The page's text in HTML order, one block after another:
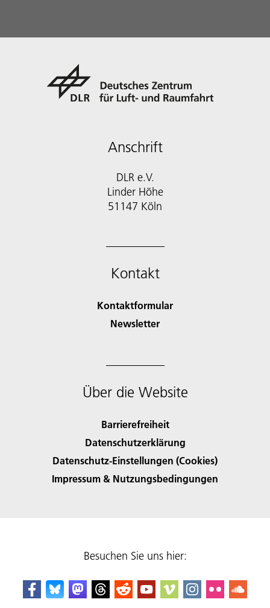
Anschrift
DLR e.V.
Linder Höhe
51147 Köln
Kontakt
Kontaktformular
Newsletter
Über die Website
Barrierefreiheit
Datenschutzerklärung
Datenschutz-Einstellungen (Cookies)
Impressum & Nutzungsbedingungen
Besuchen Sie uns hier: